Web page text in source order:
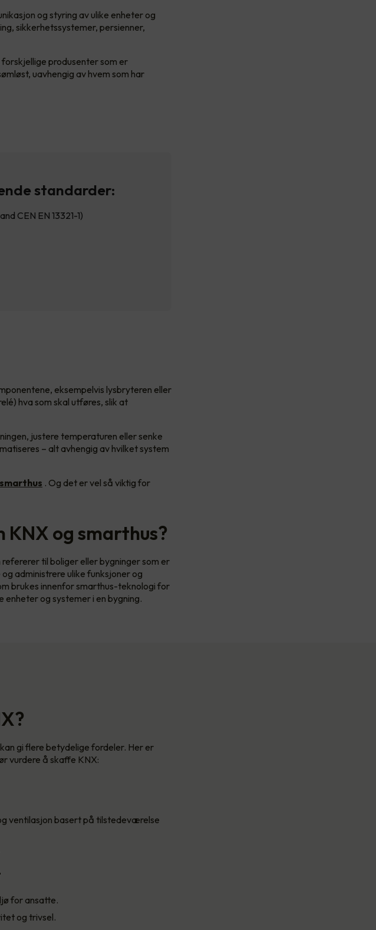
og styring av ulike enheter og
sikkerhetssystemer, persienner,
produsenter som er
uavhengig av hvem som har
standarder:
CEN EN 13321-1)
eksempelvis lysbryteren eller
hva som skal utføres, slik at
justere temperaturen eller senke
– alt avhengig av hvilket system
. Og det er vel så viktig for
og smarthus?
til boliger eller bygninger som er
administrere ulike funksjoner og
brukes innenfor smarthus-teknologi for
enheter og systemer i en bygning.
gi flere betydelige fordeler. Her er
vurdere å skaffe KNX:
ventilasjon basert på tilstedeværelse
for ansatte.
og trivsel.